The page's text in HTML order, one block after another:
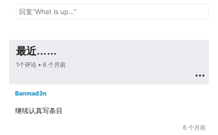
最近……
1个评论 •6 个月前
Banmad3n
继续认真写条目
6 个月前